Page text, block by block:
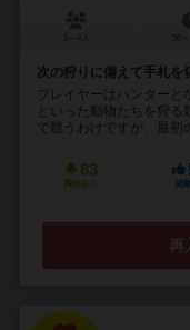
次の狩りに備えて手札を
プレイヤーはハンター
といった動物たちを狩
で競うわけですが、最初
83
興味あり 経
再